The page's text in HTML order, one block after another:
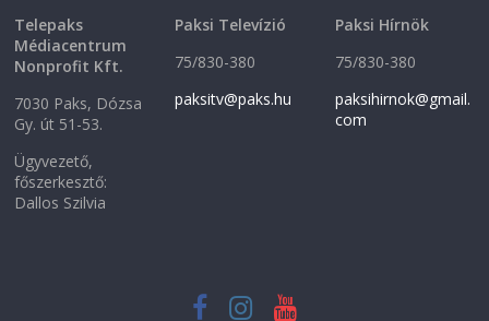
Telepaks
Médiacentrum
Nonprofit Kft.
7030 Paks, Dózsa
Gy. út 51-53.
Ügyvezető,
főszerkesztő:
Dallos Szilvia
Paksi Televízió
75/830-380
paksitv@paks.hu
Paksi Hírnök
75/830-380
paksihirnok@gmail.
com